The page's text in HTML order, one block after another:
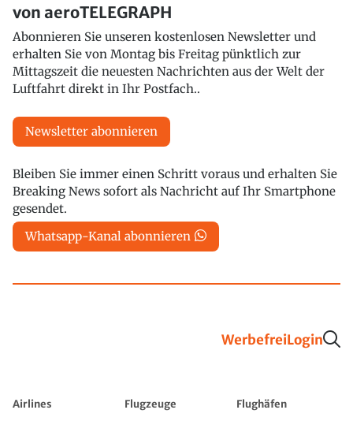
von aeroTELEGRAPH
Abonnieren Sie unseren kostenlosen Newsletter und
erhalten Sie von Montag bis Freitag pünktlich zur
Mittagszeit die neuesten Nachrichten aus der Welt der
Luftfahrt direkt in Ihr Postfach..
Newsletter abonnieren
Bleiben Sie immer einen Schritt voraus und erhalten Sie
Breaking News sofort als Nachricht auf Ihr Smartphone
gesendet.
Whatsapp-Kanal abonnieren
WerbefreiLogin
Airlines Flugzeuge
Flughäfen